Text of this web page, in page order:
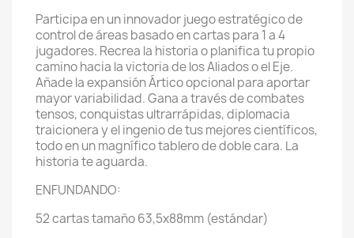
Participa en un innovador juego estratégico de
control de áreas basado en cartas para 1 a 4
jugadores. Recrea la historia o planifica tu propio
camino hacia la victoria de los Aliados o el Eje.
Añade la expansión Ártico opcional para aportar
mayor variabilidad. Gana a través de combates
tensos, conquistas ultrarrápidas, diplomacia
traicionera y el ingenio de tus mejores científicos,
todo en un magnífico tablero de doble cara. La
historia te aguarda.
ENFUNDANDO:
52 cartas tamaño 63,5x88mm (estándar)